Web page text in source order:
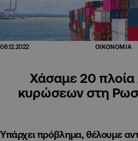
06.12.2022 ΟΙΚΟΝΟΜΙΑ
Χάσαμε 20
κυρώσεων στη
Υπάρχει πρόβλημα, θέλουμε